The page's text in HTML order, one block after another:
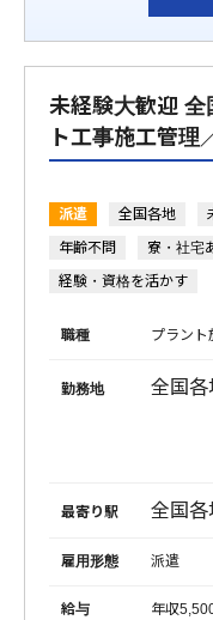
未経験大歓迎 全
ト工事施工管理
派遣 全国各地
年齢不問
寮・社宅
経験・資格を活かす
職種 プラント
勤務地 全国各
最寄り駅 全国各
雇用形態 派遣
給与
年収